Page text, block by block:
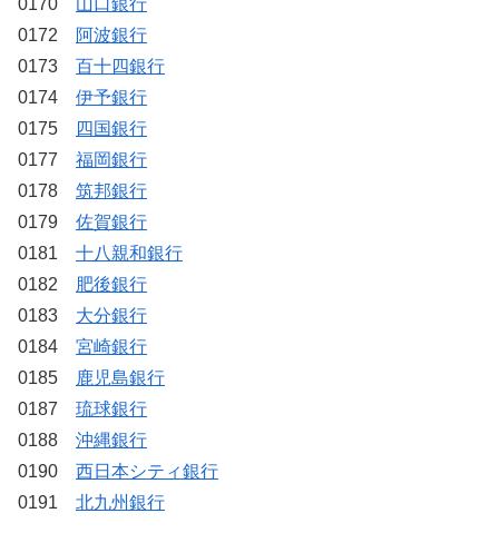
0170 山口銀行
0172
阿波銀行
0173 百十四銀行
0174 伊予銀行
0175
四国銀行
0177 福岡銀行
0178 筑邦銀行
0179 佐賀銀行
0181 十八親和銀行
0182 肥後銀行
0183 大分銀行
0184 宮崎銀行
0185
鹿児島銀行
0187 琉球銀行
0188 沖縄銀行
0190 西日本シティ銀行
0191 北九州銀行